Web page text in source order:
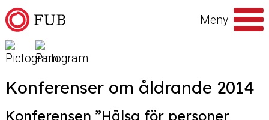
Hoppa till innehåll
Meny
Sök
Konferenser om åldrande 2014
Konferensen ”Hälsa för personer